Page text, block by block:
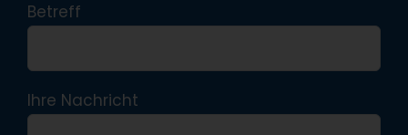
Betreff
Ihre Nachricht